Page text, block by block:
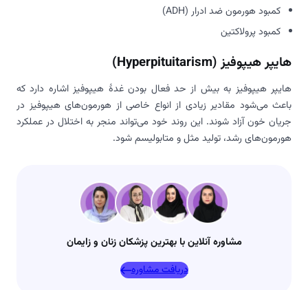
کمبود هورمون ضد ادرار (ADH)
کمبود پرولاکتین
هایپر هیپوفیز (Hyperpituitarism)
هایپر هیپوفیز به بیش از حد فعال بودن غدۀ هیپوفیز اشاره دارد که
باعث می‌شود مقادیر زیادی از انواع خاصی از هورمون‌های هیپوفیز در
جریان خون آزاد شوند. این روند خود می‌تواند منجر به اختلال در عملکرد
هورمون‌های رشد، تولید مثل و متابولیسم شود.
مشاوره آنلاین با بهترین پزشکان زنان و زایمان
دریافت مشاوره